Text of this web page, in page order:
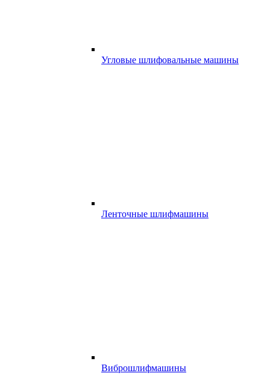
Угловые шлифовальные машины
Ленточные шлифмашины
Виброшлифмашины